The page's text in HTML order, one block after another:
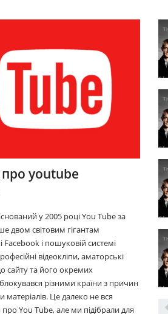
youtube
у 2005 році You Tube за
двом світовим гігантам
Facebook і пошуковій системі
відеокліпи, аматорські
сайту та його окремих
різними країни з причин
Це далеко не вся
You Tube, але ми підібрали для
09.12.2016
10 лайфхаків: як
легко прокидатися
вранці
30.11.2016
2017році
Топ 5 серіалів
08.06.2016